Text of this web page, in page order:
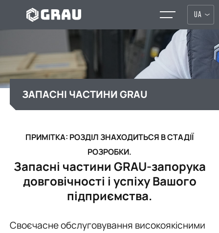
UA
ЗАПАСНІ ЧАСТИНИ GRAU
ПРИМІТКА: РОЗДІЛ ЗНАХОДИТЬСЯ В СТАДІЇ
РОЗРОБКИ.
Запасні частини GRAU-запорука
довговічності і успіху Вашого
підприємства.
Своєчасне обслуговування високоякісними